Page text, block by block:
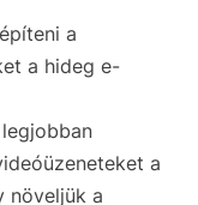
a
a hideg e-
a
növeljük a